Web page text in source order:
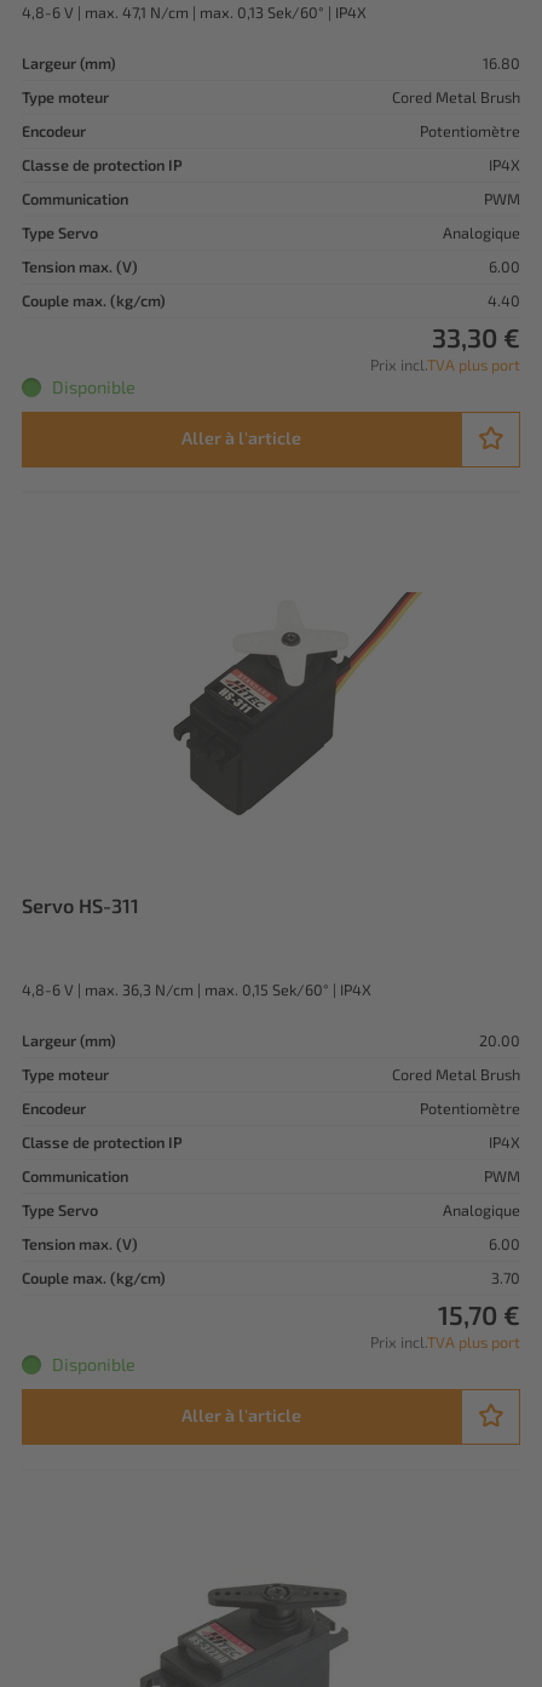
4,8-6 V | max. 47,1 N/cm | max. 0,13 Sek/60° | IP4X
Largeur (mm)
16.80
Type moteur
Cored Metal Brush
Encodeur
Potentiomètre
Classe de protection IP
IP4X
Communication
PWM
Type Servo
Analogique
Tension max. (V)
6.00
Couple max. (kg/cm)
4.40
33,30 €
Prix incl. TVA plus port
Disponible
Aller à l'article
Servo HS-311
4,8-6 V | max. 36,3 N/cm | max. 0,15 Sek/60° | IP4X
Largeur (mm)
20.00
Type moteur
Cored Metal Brush
Encodeur
Potentiomètre
Classe de protection IP
IP4X
Communication
PWM
Type Servo
Analogique
Tension max. (V)
6.00
Couple max. (kg/cm)
3.70
15,70 €
Prix incl. TVA plus port
Disponible
Aller à l'article